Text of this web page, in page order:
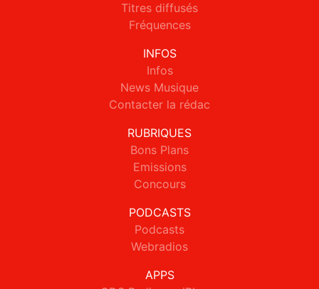
Titres diffusés
Fréquences
INFOS
Infos
News Musique
Contacter la rédac
RUBRIQUES
Bons Plans
Emissions
Concours
PODCASTS
Podcasts
Webradios
APPS